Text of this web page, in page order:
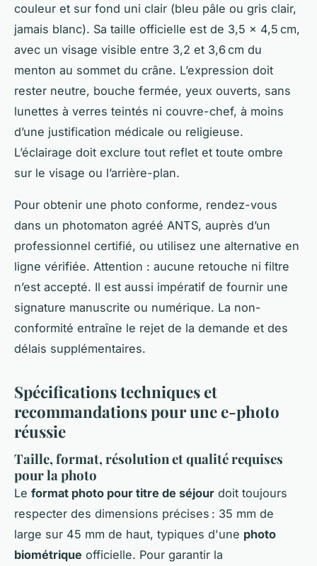
couleur et sur fond uni clair (bleu pâle ou gris clair,
jamais blanc). Sa taille officielle est de 3,5 x 4,5 cm,
avec un visage visible entre 3,2 et 3,6 cm du
menton au sommet du crâne. L’expression doit
rester neutre, bouche fermée, yeux ouverts, sans
lunettes à verres teintés ni couvre-chef, à moins
d’une justification médicale ou religieuse.
L’éclairage doit exclure tout reflet et toute ombre
sur le visage ou l’arrière-plan.
Pour obtenir une photo conforme, rendez-vous
dans un photomaton agréé ANTS, auprès d’un
professionnel certifié, ou utilisez une alternative en
ligne vérifiée. Attention : aucune retouche ni filtre
n’est accepté. Il est aussi impératif de fournir une
signature manuscrite ou numérique. La non-
conformité entraîne le rejet de la demande et des
délais supplémentaires.
Spécifications techniques et
recommandations pour une e-photo
réussie
Taille, format, résolution et qualité requises
pour la photo
Le format photo pour titre de séjour doit toujours
respecter des dimensions précises : 35 mm de
large sur 45 mm de haut, typiques d'une photo
biométrique officielle. Pour garantir la